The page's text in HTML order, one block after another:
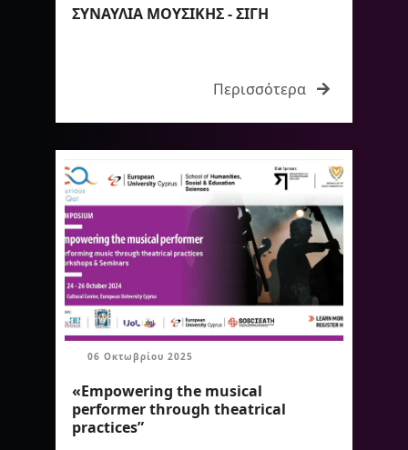
ΣΥΝΑΥΛΙΑ ΜΟΥΣΙΚΗΣ - ΣΙΓΗ
Περισσότερα
06 Οκτωβρίου 2025
«Empowering the musical
performer through theatrical
practices”